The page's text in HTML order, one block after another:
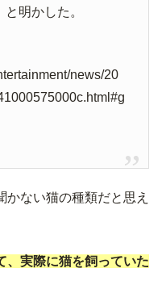
明かした。
news/20
かない猫の種類だと思え
、実際に猫を飼っていた